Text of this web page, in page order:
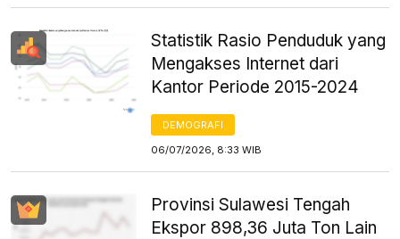
Statistik Rasio Penduduk yang
Mengakses Internet dari
Kantor Periode 2015-2024
DEMOGRAFI
06/07/2026, 8:33 WIB
Provinsi Sulawesi Tengah
Ekspor 898,36 Juta Ton Lain